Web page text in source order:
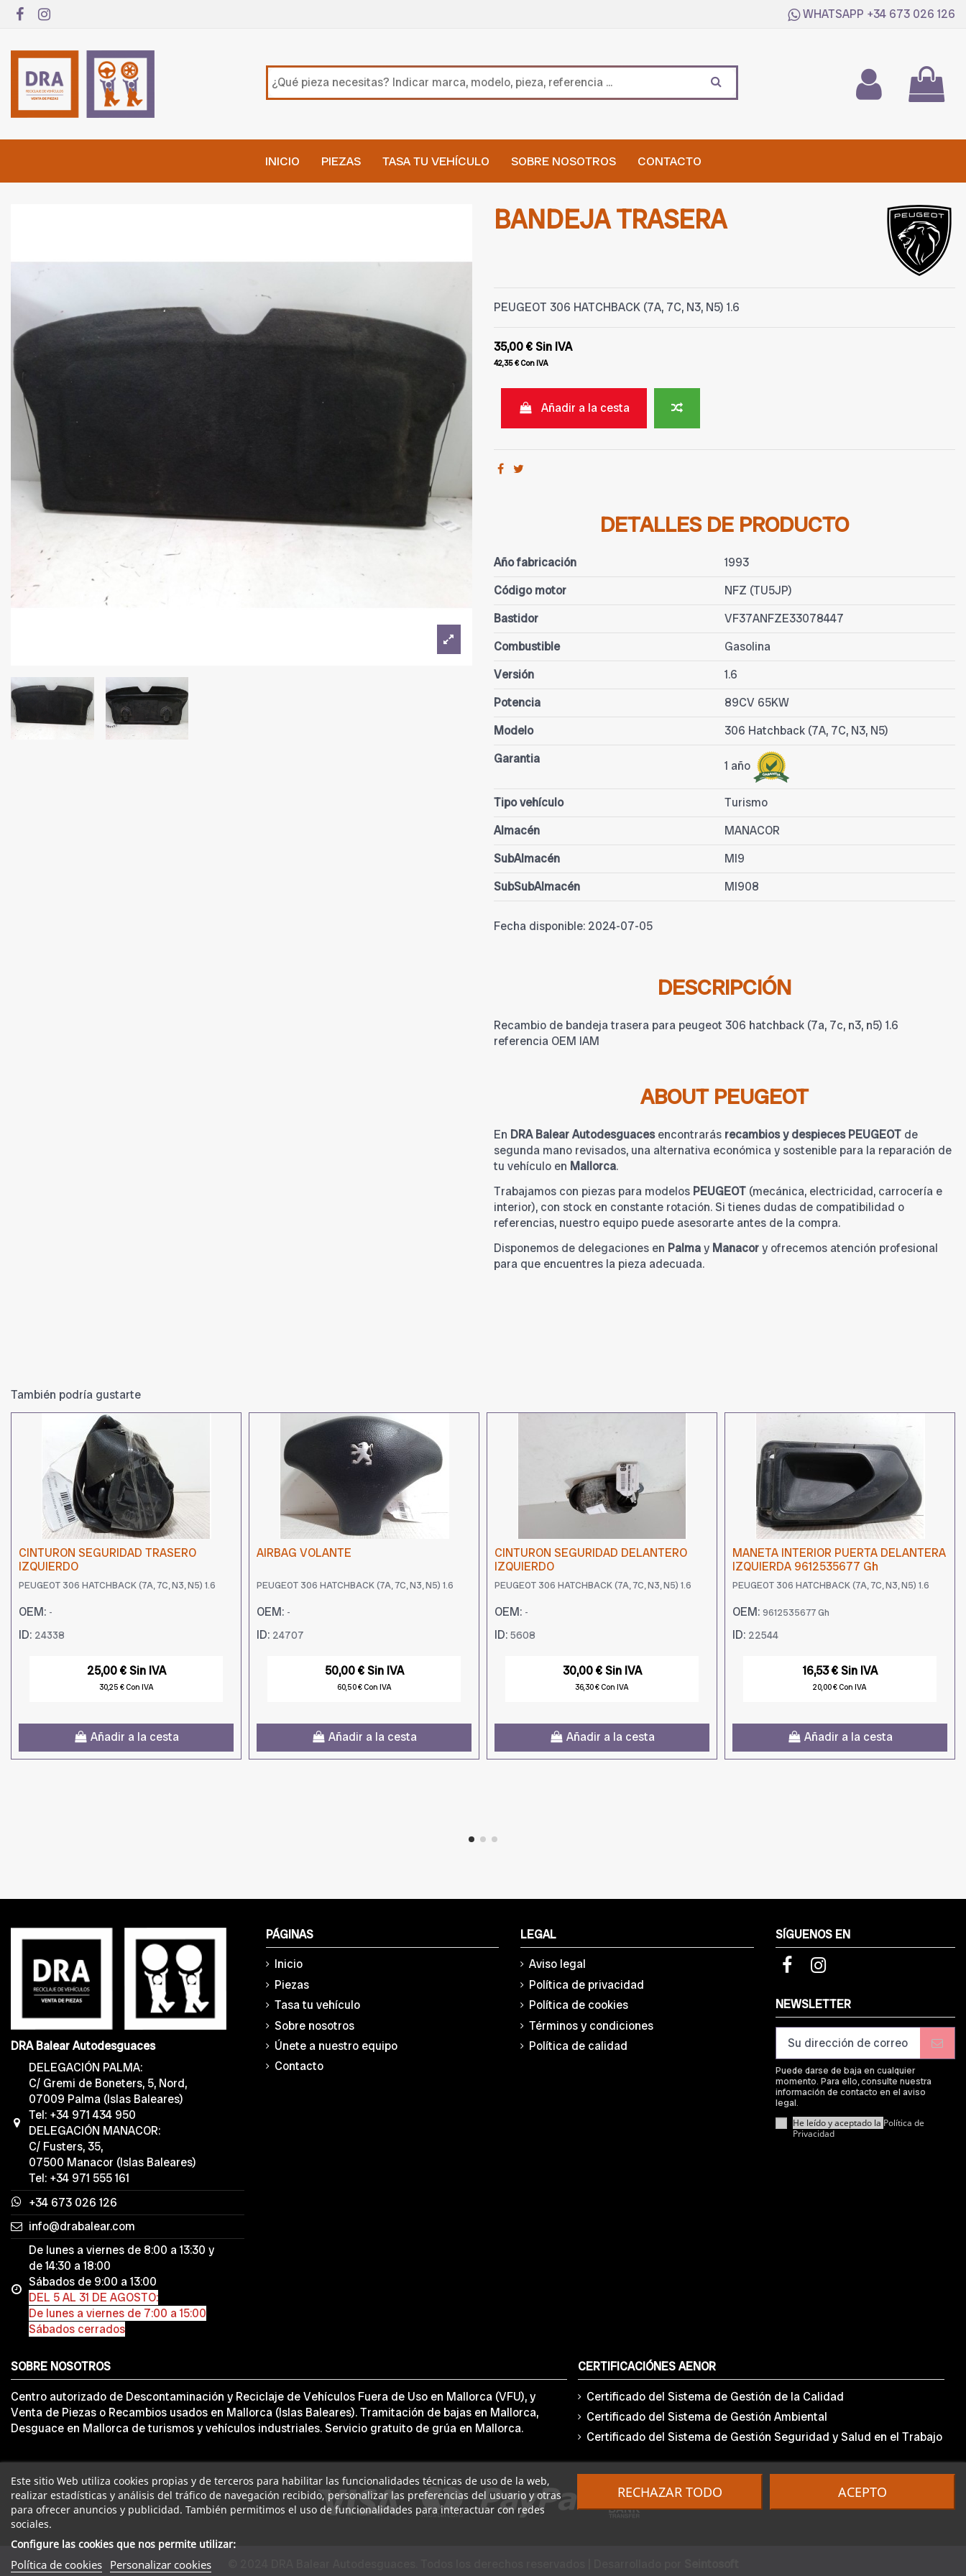
WHATSAPP +34 673 026 126
INICIO PIEZAS TASA TU VEHÍCULO SOBRE NOSOTROS CONTACTO
BANDEJA TRASERA
PEUGEOT 306 HATCHBACK (7A, 7C, N3, N5) 1.6
35,00 €Sin IVA
42,35 €Con IVA
Añadir a la cesta
DETALLES DE PRODUCTO
Año fabricación
1993
Código motor
NFZ (TU5JP)
Bastidor
VF37ANFZE33078447
Combustible
Gasolina
Versión
1.6
Potencia
89CV 65KW
Modelo
306 Hatchback (7A, 7C, N3, N5)
Garantia
1 año
Tipo vehículo
Turismo
Almacén
MANACOR
SubAlmacén
MI9
SubSubAlmacén
MI908
Fecha disponible: 2024-07-05
DESCRIPCIÓN
Recambio de bandeja trasera para peugeot 306 hatchback (7a, 7c, n3, n5) 1.6
referencia OEM IAM
ABOUT PEUGEOT
En DRA Balear Autodesguacesencontrarás recambios y despieces PEUGEOT de
segunda mano revisados, una alternativa económica y sostenible para la reparación de
tu vehículo en Mallorca.
Trabajamos con piezas para modelos PEUGEOT (mecánica, electricidad, carrocería e
interior), con stock en constante rotación. Si tienes dudas de compatibilidad o
referencias, nuestro equipo puede asesorarte antes de la compra.
Disponemos de delegaciones en Palmay Manacory ofrecemos atención profesional
para que encuentres la pieza adecuada.
También podría gustarte
CINTURON SEGURIDAD TRASERO
IZQUIERDO
PEUGEOT 306 HATCHBACK (7A, 7C, N3, N5) 1.6
OEM: -
ID: 24338
25,00 € Sin IVA
30,25 € Con IVA
Añadir a la cesta
AIRBAG VOLANTE
PEUGEOT 306 HATCHBACK (7A, 7C, N3, N5) 1.6
OEM: -
ID: 24707
50,00 € Sin IVA
60,50 € Con IVA
Añadir a la cesta
CINTURON SEGURIDAD DELANTERO
IZQUIERDO
PEUGEOT 306 HATCHBACK (7A, 7C, N3, N5) 1.6
OEM: -
ID: 5608
30,00 € Sin IVA
36,30 € Con IVA
Añadir a la cesta
MANETA INTERIOR PUERTA DELANTERA
IZQUIERDA 9612535677 Gh
PEUGEOT 306 HATCHBACK (7A, 7C, N3, N5) 1.6
OEM: 9612535677 Gh
ID: 22544
16,53 € Sin IVA
20,00 € Con IVA
Añadir a la cesta
DRA Balear Autodesguaces
DELEGACIÓN PALMA:
C/ Gremi de Boneters, 5, Nord,
07009 Palma (Islas Baleares)
Tel: +34 971 434 950
DELEGACIÓN MANACOR:
C/ Fusters, 35,
07500 Manacor (Islas Baleares)
Tel: +34 971 555 161
+34 673 026 126
info@drabalear.com
De lunes a viernes de 8:00 a 13:30 y
de 14:30 a 18:00
Sábados de 9:00 a 13:00
DEL 5 AL 31 DE AGOSTO:
De lunes a viernes de 7:00 a 15:00
Sábados cerrados
PÁGINAS
Inicio
Piezas
Tasa tu vehículo
Sobre nosotros
Únete a nuestro equipo
Contacto
LEGAL
Aviso legal
Política de privacidad
Política de cookies
Términos y condiciones
Política de calidad
Este sitio Web utiliza cookies propias y de terceros para habilitar las funcionalidades técnicas de uso de la web,
realizar estadísticas y análisis del tráfico de navegación recibido, personalizar las preferencias del usuario y otras
para ofrecer anuncios y publicidad. También permitimos el uso de funcionalidades para interactuar con redes
sociales.
Configure las cookies que nos permite utilizar:
Política de cookies Personalizar cookies
RECHAZAR TODO ACEPTO
SÍGUENOS EN
NEWSLETTER
Puede darse de baja en cualquier
momento. Para ello, consulte nuestra
información de contacto en el aviso
legal.
He leído y aceptado la Política de
Privacidad
SOBRE NOSOTROS
Centro autorizado de Descontaminación y Reciclaje de Vehículos Fuera de Uso en Mallorca (VFU), y
Venta de Piezas o Recambios usados en Mallorca (Islas Baleares). Tramitación de bajas en Mallorca,
Desguace en Mallorca de turismos y vehículos industriales. Servicio gratuito de grúa en Mallorca.
CERTIFICACIÓNES AENOR
Certificado del Sistema de Gestión de la Calidad
Certificado del Sistema de Gestión Ambiental
Certificado del Sistema de Gestión Seguridad y Salud en el Trabajo